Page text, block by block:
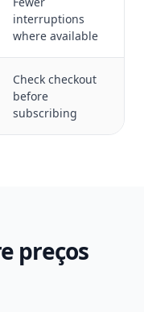
interruptions
where available
Check checkout
before
subscribing
preços